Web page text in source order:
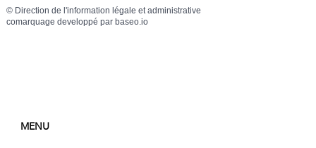
© Direction de l'information légale et administrative
comarquage developpé par baseo.io
MENU